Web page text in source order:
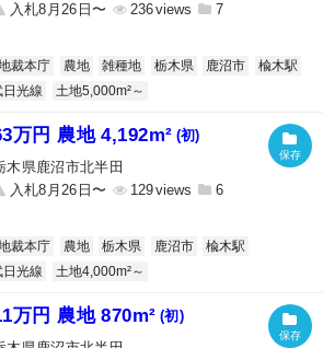
入札8月26日〜
236 7
裁本庁 農地 雑種地 栃木県 鹿沼市
楡木駅
日光線 土地5,000m²～
万円 農地 4,192m² (初)
木県鹿沼市北半田
入札8月26日〜
129 6
裁本庁 農地 栃木県 鹿沼市
楡木駅
日光線 土地4,000m²～
万円 農地 870m² (初)